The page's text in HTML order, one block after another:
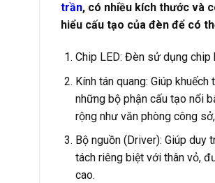
trần, có nhiều kích thước và
hiểu cấu tạo của đèn để có
Chip LED: Đèn sử dụng chip
Kính tán quang: Giúp
những bộ phận cấu tạo nổi
rộng như văn phòng công
Bộ nguồn (Driver): Giúp
tách riêng biệt với thân vỏ,
cao.